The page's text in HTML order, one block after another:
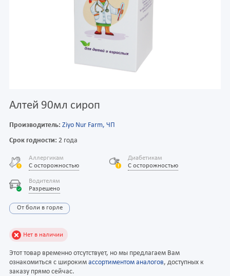
Алтей 90мл сироп
Производитель: Ziyo Nur Farm, ЧП
Срок годности: 2 года
Аллергикам
С осторожностью
Диабетикам
С осторожностью
Водителям
Разрешено
От боли в горле
Нет в наличии
Этот товар временно отсутствует, но мы предлагаем Вам
ознакомиться с широким ассортиментом аналогов, доступных к
заказу прямо сейчас.